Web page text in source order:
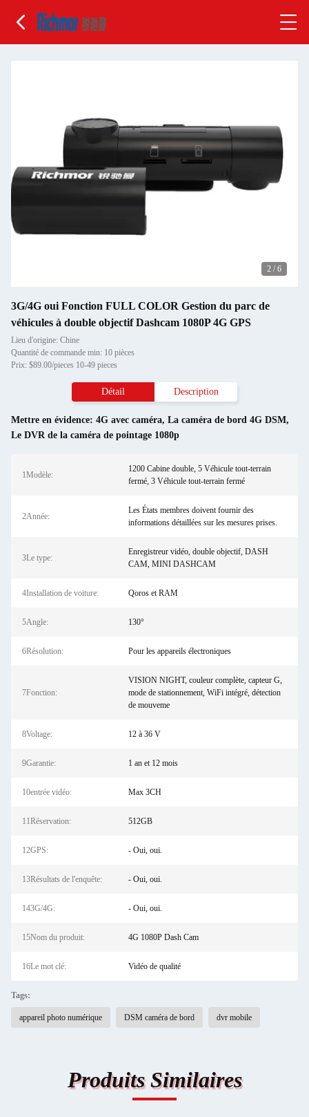
2 / 6
3G/4G oui Fonction FULL COLOR Gestion du parc de
véhicules à double objectif Dashcam 1080P 4G GPS
Lieu d'origine: Chine
Quantité de commande min: 10 pièces
Prix: $89.00/pieces 10-49 pieces
Détail Description
Mettre en évidence: 4G avec caméra, La caméra de bord 4G DSM,
Le DVR de la caméra de pointage 1080p
1Modèle:
1200 Cabine double, 5 Véhicule tout-terrain
fermé, 3 Véhicule tout-terrain fermé
2Année:
Les États membres doivent fournir des
informations détaillées sur les mesures prises.
3Le type:
Enregistreur vidéo, double objectif, DASH
CAM, MINI DASHCAM
4Installation de voiture: Qoros et RAM
5Angle: 130°
6Résolution: Pour les appareils électroniques
7Fonction:
VISION NIGHT, couleur complète, capteur G,
mode de stationnement, WiFi intégré, détection
de mouveme
8Voltage: 12 à 36 V
9Garantie: 1 an et 12 mois
10entrée vidéo: Max 3CH
11Réservation: 512GB
12GPS: - Oui, oui.
13Résultats de l'enquête: - Oui, oui.
143G/4G: - Oui, oui.
15Nom du produit: 4G 1080P Dash Cam
16Le mot clé: Vidéo de qualité
Tags:
appareil photo numérique DSM caméra de bord dvr mobile
Produits Similaires